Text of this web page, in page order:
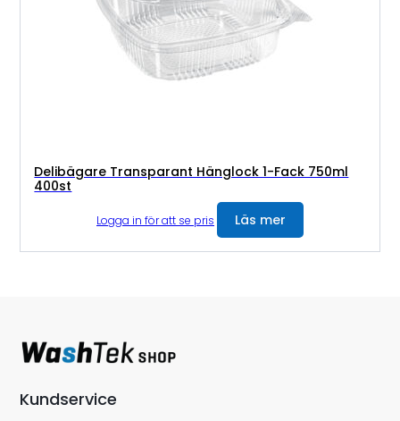
Delibägare Transparant Hänglock 1-Fack 750ml
400st
Logga in för att se pris Läs mer
Kundservice